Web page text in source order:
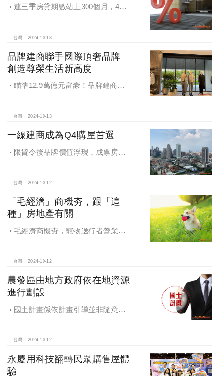
連三季房貸期數站上300個月，4都
台灣 2024-10-13
品牌建商聯手國際頂奢品牌
創造尊榮生活新高度
瞄準12.9萬億元富豪！品牌建商聯
台灣 2024-10-13
一線建商成為Q4購屋首選
限貸令後品牌價值浮現，成票房保
台灣 2024-10-12
「毛經濟」商機夯，跟「這
種」房地產有關
毛經濟商機夯，寵物送行者營業額
台灣 2024-10-12
農發區由地方政府依在地資源
進行劃設
國土計畫係依計畫引導並非隨意亂
台灣 2024-10-12
永慶用科技翻轉民眾購售屋體
驗